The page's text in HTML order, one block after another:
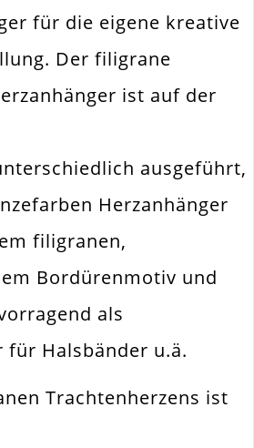
Halsketten. Armbänder. Ohrringe.
Universell Einsetzbar
31x31x6mm
Metall Legierung
für die eigene kreative
Der filigrane
ist auf der
ausgeführt,
Herzanhänger
filigranen,
Bordürenmotiv und
als
für Halsbänder u.ä.
Trachtenherzens ist